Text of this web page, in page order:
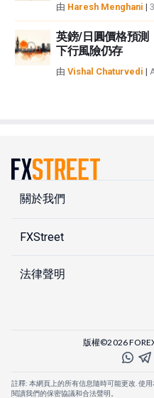
由 Haresh Menghani |
英鎊/日圓價格預測
下行風險仍存
由 Vishal Chaturvedi |
關於我們
FXStreet
法律聲明
版權©2026
註釋: 本網頁上的所有信息隨時可能更改. 使
閱讀我們的保密協議和合法聲明。